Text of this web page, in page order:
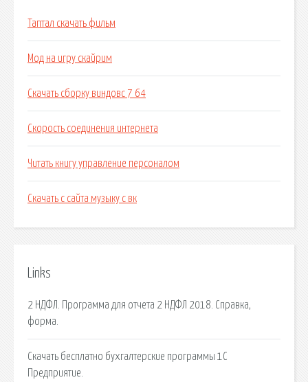
Таптал скачать фильм
Мод на игру скайрим
Скачать сборку виндовс 7 64
Скорость соединения интернета
Читать книгу управление персоналом
Скачать с сайта музыку с вк
Links
2 НДФЛ. Программа для отчета 2 НДФЛ 2018. Справка,
форма.
Скачать бесплатно бухгалтерские программы 1С
Предприятие.